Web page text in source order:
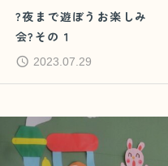
?夜まで遊ぼうお楽しみ
会?その１
2023.07.29